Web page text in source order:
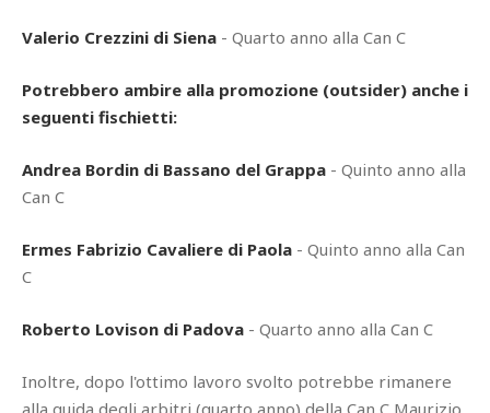
Valerio Crezzini di Siena - Quarto anno alla Can C
Potrebbero ambire alla promozione (outsider) anche i
seguenti fischietti:
Andrea Bordin di Bassano del Grappa - Quinto anno alla
Can C
Ermes Fabrizio Cavaliere di Paola - Quinto anno alla Can
C
Roberto Lovison di Padova - Quarto anno alla Can C
Inoltre, dopo l'ottimo lavoro svolto potrebbe rimanere